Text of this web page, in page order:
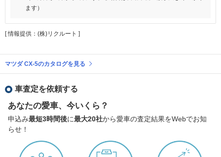
ます）
[ 情報提供：(株)リクルート ]
マツダ CX-5のカタログを見る
車査定を依頼する
あなたの愛車、今いくら？
申込み最短3時間後に最大20社から愛車の査定結果をWebでお知
らせ！